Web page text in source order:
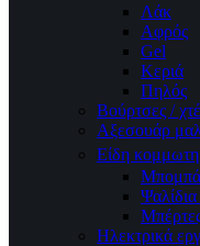
Λάκ
Αφρός
Gel
Κεριά
Πηλός
Βούρτσες /
Αξεσουάρ
Είδη
Ηλεκτρικά